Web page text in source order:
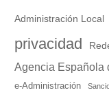
Administración Local
privacidad
Agencia Española
e-Administración